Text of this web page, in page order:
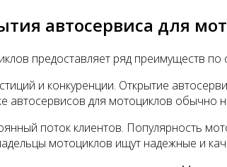
автосервиса для
предоставляет ряд преимуществ
и конкуренции. Открытие
автосервисов для мотоциклов
поток клиентов. Популярность
мотоциклов ищут надежные и